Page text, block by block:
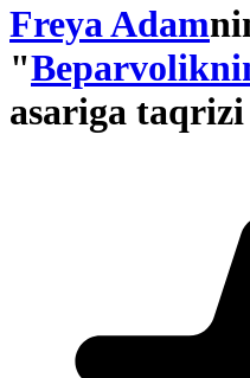
Freya Adam
"
asariga taqrizi